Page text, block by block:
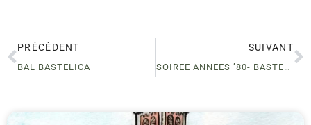
PRÉCÉDENT
BAL BASTELICA
SUIVANT
SOIREE ANNEES ’80- BASTELICACCIA